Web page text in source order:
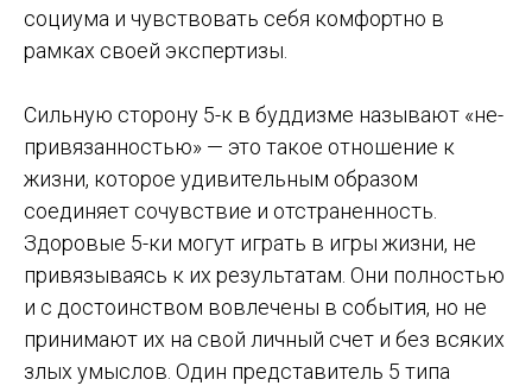
социума и чувствовать себя комфортно в
рамках своей экспертизы.
Сильную сторону 5-к в буддизме называют «не-
привязанностью» — это такое отношение к
жизни, которое удивительным образом
соединяет сочувствие и отстраненность.
Здоровые 5-ки могут играть в игры жизни, не
привязываясь к их результатам. Они полностью
и с достоинством вовлечены в события, но не
принимают их на свой личный счет и без всяких
злых умыслов. Один представитель 5 типа